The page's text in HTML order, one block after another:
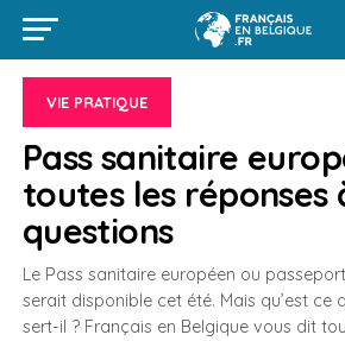
VIE PRATIQUE
Pass sanitaire
toutes les réponses
questions
Le Pass sanitaire européen ou
serait disponible cet été. Mais qu’est ce
sert-il ? Français en Belgique vous dit